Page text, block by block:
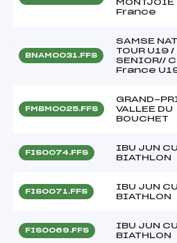
MONTJOIE
France
BNAM0031.FFS
SAMSE
TOUR U19 /
SENIOR//
France
FMBM0025.FFS
GRAND-
VALLEE DU
BOUCHET
FIS0074.FFS
IBU JUN
BIATHLON
FIS0071.FFS
IBU JUN
BIATHLON
FIS0069.FFS
IBU JUN
BIATHLON